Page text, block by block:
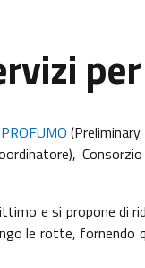
PROFUMO
e si propone di
le rotte, fornendo